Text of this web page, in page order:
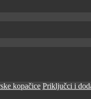
kopačice Priključci i